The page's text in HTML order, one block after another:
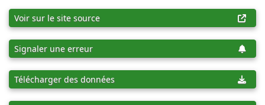
Voir sur le site source
Signaler une erreur
Télécharger des données